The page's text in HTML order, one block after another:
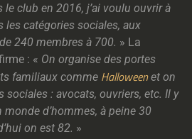
le club en 2016, j’ai voulu ouvrir à
les catégories sociales, aux
240 membres à 700. » La
: « On organise des portes
familiaux comme Halloweenet on
sociales : avocats, ouvriers, etc. Il y
monde d’hommes, à peine 30
on est 82. »